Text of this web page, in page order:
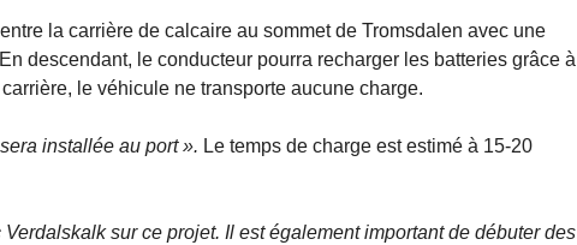
la carrière de calcaire au sommet de Tromsdalen avec une
descendant, le conducteur pourra recharger les batteries grâce à
le véhicule ne transporte aucune charge.
installée au port ». Le temps de charge est estimé à 15-20
sur ce projet. Il est également important de débuter des